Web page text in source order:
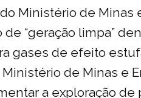
Ministério de Minas
“geração limpa”
gases de efeito
de Minas e
a exploração de